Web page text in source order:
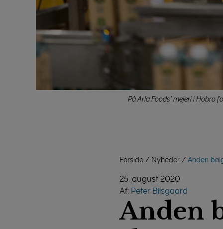
På Arla Foods’ mejeri i Hobro
Forside Nyheder Anden
25. august 2020
Af: Peter Biisgaard
Anden